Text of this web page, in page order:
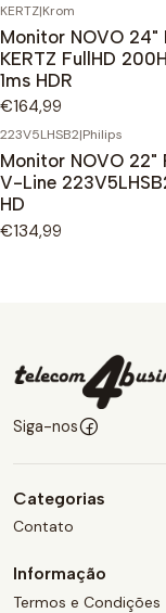
KERTZ|Krom
Monitor NOVO 24"
KERTZ FullHD
1ms HDR
€164,99
223V5LHSB2|Philips
Monitor NOVO 22"
V-Line
HD
€134,99
Siga-nos
Categorias
Contato
Informação
Termos e Condições